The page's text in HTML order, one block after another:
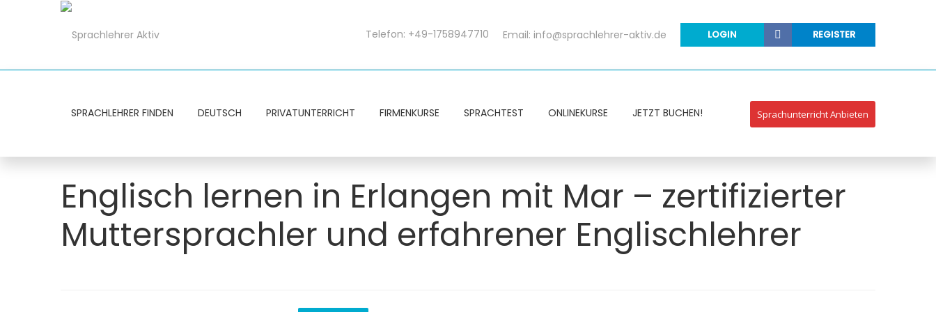
LOGIN REGISTER
Telefon: +49-1758947710 Email: info@sprachlehrer-aktiv.de
SPRACHLEHRER FINDEN DEUTSCH PRIVATUNTERRICHT FIRMENKURSE SPRACHTEST ONLINEKURSE JETZT BUCHEN! Sprachunterricht Anbieten
Englisch lernen in Erlangen mit Mar – zertifizierter
Muttersprachler und erfahrener Englischlehrer